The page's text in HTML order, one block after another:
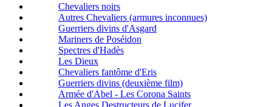
Chevaliers noirs
Autres Chevaliers (armures inconnues)
Guerriers divins d'Asgard
Mariners de Poséidon
Spectres d'Hadès
Les Dieux
Chevaliers fantôme d'Eris
Guerriers divins (deuxième film)
Armée d'Abel - Les Corona Saints
Les Anges Destructeurs de Lucifer